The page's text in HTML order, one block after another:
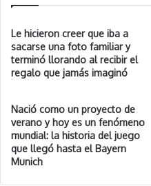
Le hicieron creer que iba a
sacarse una foto familiar y
terminó llorando al recibir el
regalo que jamás imaginó
Nació como un proyecto de
verano y hoy es un fenómeno
mundial: la historia del juego
que llegó hasta el Bayern
Munich